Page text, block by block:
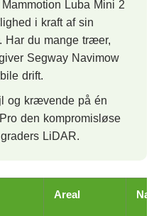
Luba Mini 2
i kraft af sin
Har du mange træer,
Segway Navimow
drift.
og krævende på én
den kompromisløse
LiDAR.
Areal